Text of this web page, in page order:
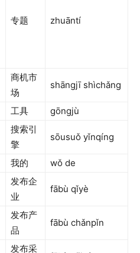
专题 zhuāntí
商机市
场
shāngjī shìchǎng
工具 gōngjù
搜索引
擎
sōusuǒ yǐnqíng
我的 wǒ de
发布企
业
fābù qǐyè
发布产
品
fābù chǎnpǐn
发布采